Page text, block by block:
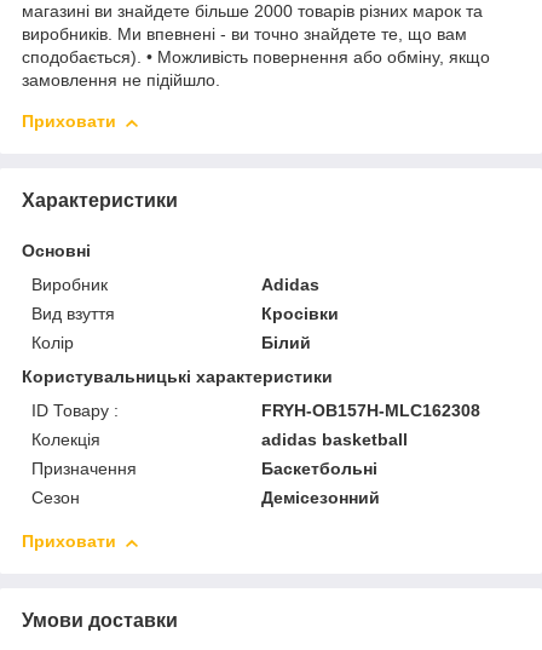
магазині ви знайдете більше 2000 товарів різних марок та
виробників. Ми впевнені - ви точно знайдете те, що вам
сподобається). • Можливість повернення або обміну, якщо
замовлення не підійшло.
Приховати
Характеристики
Основні
Виробник
Adidas
Вид взуття
Кросівки
Колір
Білий
Користувальницькі характеристики
ID Товару :
FRYH-OB157H-MLC162308
Колекція
adidas basketball
Призначення
Баскетбольні
Сезон
Демісезонний
Приховати
Умови доставки